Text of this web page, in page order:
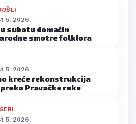
5. 2026.
subotu domaćin
smotre folklora
5. 2026.
kreće rekonstrukcija
Pravačke reke
5. 2026.